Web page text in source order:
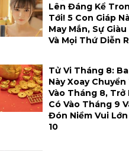
Lên Đáng Kể
Tới! 5 Con Giáp
May Mắn, Sự
Và Mọi Thứ Diễn
Tử Vi Tháng 8:
Này Xoay
Vào Tháng 8, Trở
Có Vào Tháng 9
Đón Niềm Vui
10